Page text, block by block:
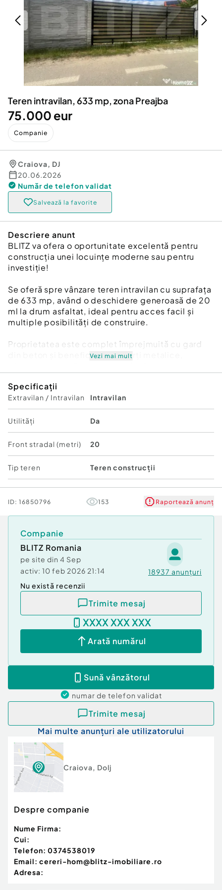
Servicii
Animale de companie
Afaceri și echipamente profesionale
Inchiriere Bunuri si Vehicule
Utilaje agricole si industriale
Piese auto si accesorii
Dacia Duster
Teren intravilan, 633 mp, zona Preajba
75.000 eur
Companie
Craiova, DJ
20.06.2026
Număr de telefon validat
Salvează la favorite
Descriere anunt
BLITZ va ofera o oportunitate excelentă pentru
construcția unei locuințe moderne sau pentru
investiție!
Se oferă spre vânzare teren intravilan cu suprafața
de 633 mp, având o deschidere generoasă de 20
ml la drum asfaltat, ideal pentru acces facil și
multiple posibilități de construire.
Proprietatea este complet împrejmuită cu gard
din beton și beneficiază de porți metalice,
Terenul este amplasat într-o zonă de case aflată în
continuă dezvoltare, cu vecinătăți noi și acces
rapid către principalele puncte de interes.
Utilități disponibile:
• apă
• curent electric
Avantaje:
✔ deschidere mare la stradă
✔ acces direct din drum asfaltat
✔ zonă liniștită și aerisită
✔ ideal pentru casă familială sau investiție
✔ proprietate pregătită pentru dezvoltare
Pentru informații suplimentare și programarea
unei vizionări, vă stăm la dispoziție.
Cod ofertă / ID BLITZ: P172768
Id intern: P172768
Vezi mai mult
Specificații
Extravilan / Intravilan Intravilan
Utilități Da
Front stradal (metri) 20
Tip teren Teren construcții
ID: 16850796 153 Raportează anunț
Companie
BLITZ Romania
pe site din 4 Sep
activ: 10 feb 2026 21:14 18937 anunțuri
Nu există recenzii
Trimite mesaj
XXXX XXX XXX
Arată numărul
Sună vânzătorul
numar de telefon validat
Trimite mesaj
Mai multe anunțuri ale utilizatorului
Craiova, Dolj
Despre companie
Nume Firma:
Cui:
Telefon: 0374538019
Email: cereri-hom@blitz-imobiliare.ro
Adresa: